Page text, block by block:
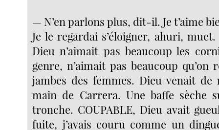
— N’en parlons plus, dit-il. Je t’aime
Je le regardai s’éloigner, ahuri,
Dieu n’aimait pas beaucoup les
genre, n’aimait pas beaucoup qu’on
jambes des femmes. Dieu venait
main de Carrera. Une baffe sèche
tronche. COUPABLE, Dieu avait
fuite, j’avais couru comme un